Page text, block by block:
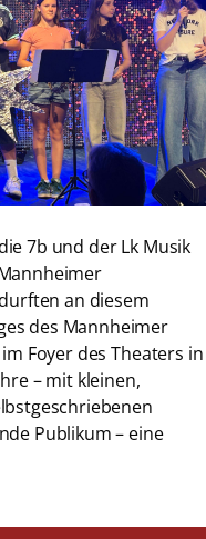
7b und der Lk Musik
an diesem
des Mannheimer
Foyer des Theaters in
– mit kleinen,
Publikum – eine